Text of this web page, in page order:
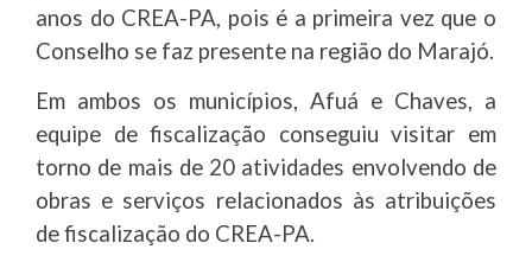
anos do CREA-PA, pois é a primeira vez que o
Conselho se faz presente na região do Marajó.
Em ambos os municípios, Afuá e Chaves, a
equipe de fiscalização conseguiu visitar em
torno de mais de 20 atividades envolvendo de
obras e serviços relacionados às atribuições
de fiscalização do CREA-PA.